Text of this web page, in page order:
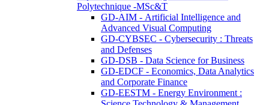
Polytechnique -MSc&T
GD-AIM - Artificial Intelligence and
Advanced Visual Computing
GD-CYBSEC - Cybersecurity : Threats
and Defenses
GD-DSB - Data Science for Business
GD-EDCF - Economics, Data Analytics
and Corporate Finance
GD-EESTM - Energy Environment :